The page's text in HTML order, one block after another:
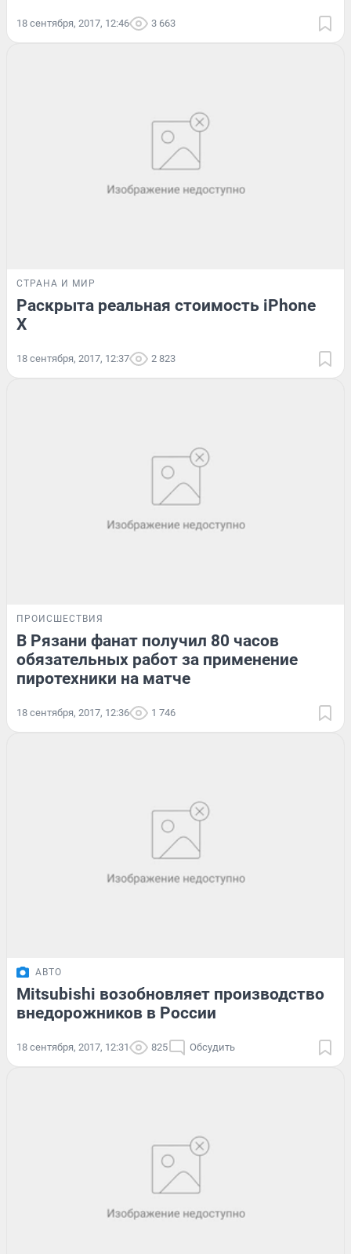
18 сентября, 2017, 12:46 3 663
СТРАНА И МИР
Раскрыта реальная стоимость iPhone
X
18 сентября, 2017, 12:37 2 823
ПРОИСШЕСТВИЯ
В Рязани фанат получил 80 часов
обязательных работ за применение
пиротехники на матче
18 сентября, 2017, 12:36 1 746
АВТО
Mitsubishi возобновляет производство
внедорожников в России
18 сентября, 2017, 12:31 825 Обсудить